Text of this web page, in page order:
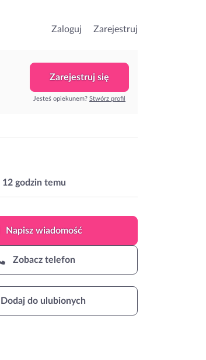
Zaloguj Zarejestruj
Zarejestruj się
Jesteś opiekunem? Stwórz profil
12 godzin temu
Napiszwiadomość
Zobacz telefon
Dodaj do ulubionych